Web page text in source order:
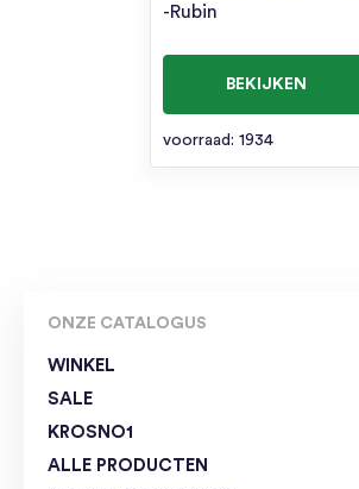
ONZE CATALOGUS
WINKEL
SALE
KROSNO1
ALLE PRODUCTEN
-Rubin
BEKIJKEN
voorraad: 1934